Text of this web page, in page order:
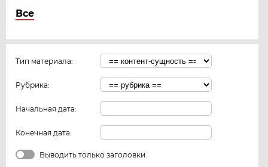
Все
Тип материала:
Рубрика:
Начальная дата:
Конечная дата:
Выводить только заголовки